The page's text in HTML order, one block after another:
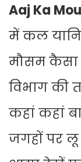
Aaj Ka
में कल
मौसम कैसा
विभाग की
कहां कहां
जगहों पर लू